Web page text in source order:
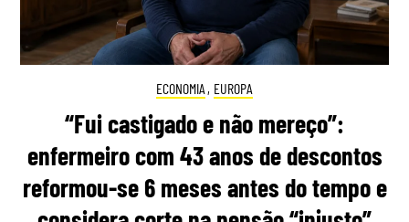
ECONOMIA , EUROPA
“Fui castigado e não mereço”:
enfermeiro com 43 anos de descontos
reformou-se 6 meses antes do tempo e